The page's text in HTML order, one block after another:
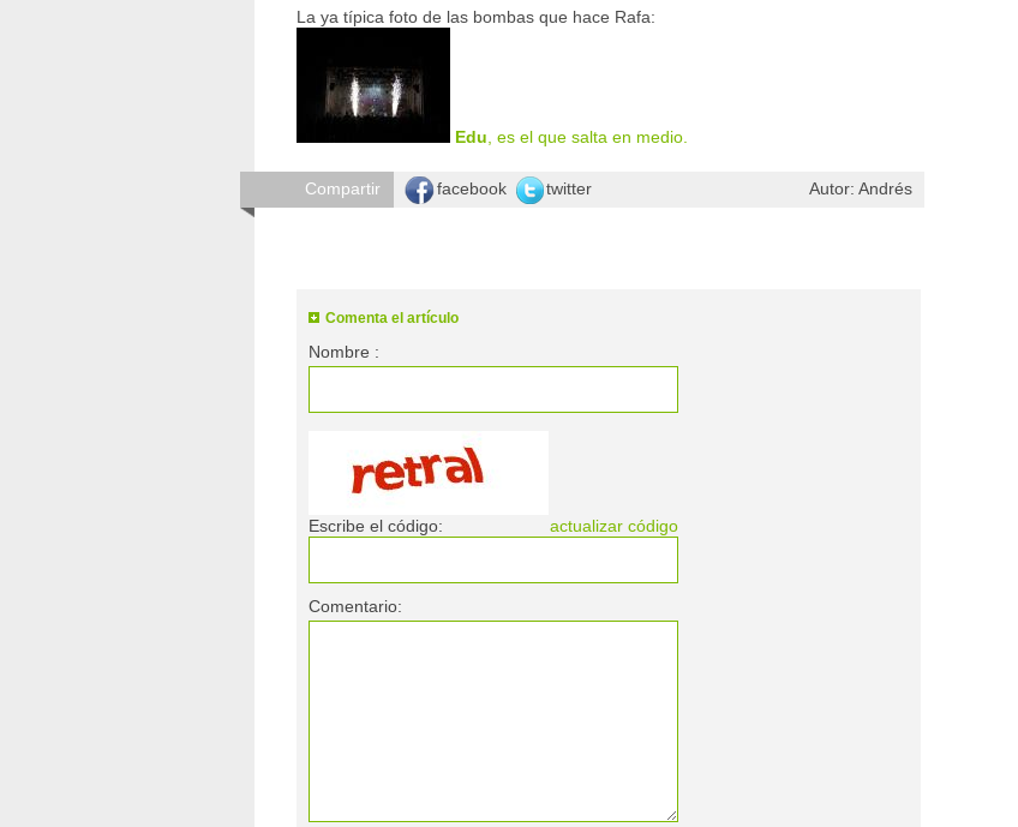
La ya típica foto de las bombas que hace Rafa:
Edu , es el que salta en medio.
Compartir facebook twitter Autor: Andrés
Comenta el artículo
Nombre :
Escribe el código: actualizar código
Comentario: